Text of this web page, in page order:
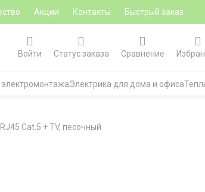
Акции Контакты Быстрый заказ
Войти
Статус заказа Сравнение
Электрика для дома и офиса
Cat.5 + TV, песочный